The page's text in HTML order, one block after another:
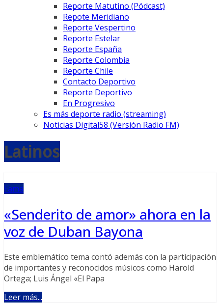
Reporte Matutino (Pódcast)
Repote Meridiano
Reporte Vespertino
Reporte Estelar
Reporte España
Reporte Colombia
Reporte Chile
Contacto Deportivo
Reporte Deportivo
En Progresivo
Es más deporte radio (streaming)
Noticias Digital58 (Versión Radio FM)
Latinos
Fama
«Senderito de amor» ahora en la
voz de Duban Bayona
Este emblemático tema contó además con la participación
de importantes y reconocidos músicos como Harold
Ortega; Luis Ángel «El Papa
Leer más...